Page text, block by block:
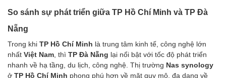
So sánh sự phát triển giữa TP Hồ Chí Minh và TP Đà
Nẵng
Trong khi TP Hồ Chí Minh là trung tâm kinh tế, công nghệ lớn
nhất Việt Nam , thì TP Đà Nẵng lại nổi bật với tốc độ phát triển
nhanh về hạ tầng, du lịch, công nghệ. Thị trường Nas synology
ở TP Hồ Chí Minh phong phú hơn về mặt quy mô, đa dạng về